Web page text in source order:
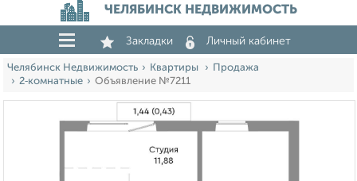
ЧЕЛЯБИНСК НЕДВИЖИМОСТЬ
Закладки Личный кабинет
Челябинск Недвижимость Квартиры
Продажа
2‑комнатные
Объявление №7211